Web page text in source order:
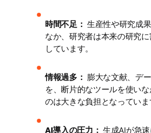
時間不足： 生産性や研究成
なか、研究者は本来の研究
しています。
情報過多： 膨大な文献、デ
を、断片的なツールを使い
のは大きな負担となっていま
AI導入の圧力： 生成AIが急